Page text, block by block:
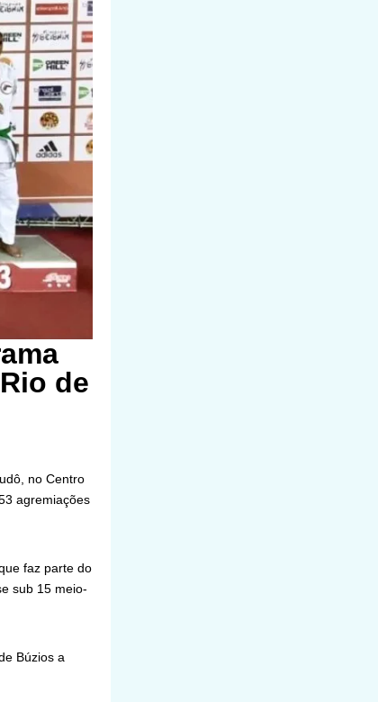
de
no Centro
agremiações
faz parte do
sub 15 meio-
Búzios a